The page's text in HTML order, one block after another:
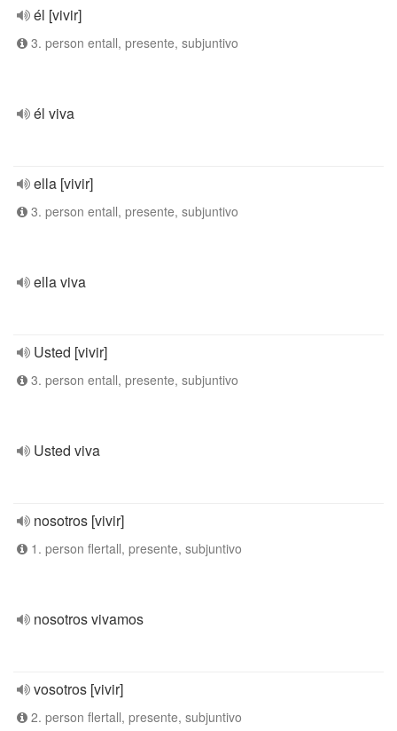
él [vivir]
3. person entall, presente, subjuntivo
él viva
ella [vivir]
3. person entall, presente, subjuntivo
ella viva
Usted [vivir]
3. person entall, presente, subjuntivo
Usted viva
nosotros [vivir]
1. person flertall, presente, subjuntivo
nosotros vivamos
vosotros [vivir]
2. person flertall, presente, subjuntivo